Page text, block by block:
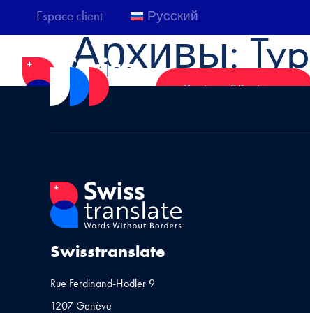
Espace client Русский
Devis en 30 minutes
Архивы:
Swisstranslate
Rue Ferdinand-Hodler 9
1207 Genève